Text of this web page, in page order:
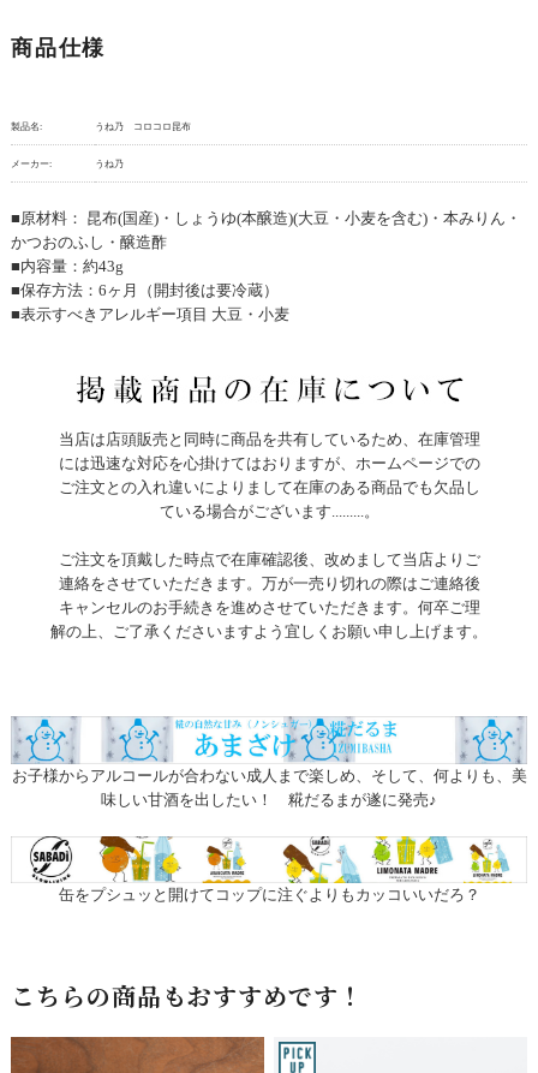
商品仕様
製品名: うね乃 コロコロ昆布
メーカー: うね乃
■原材料： 昆布(国産)・しょうゆ(本醸造)(大豆・小麦を含む)・本みりん・
かつおのふし・醸造酢
■内容量：約43g
■保存方法：6ヶ月（開封後は要冷蔵）
■表示すべきアレルギー項目 大豆・小麦
当店は店頭販売と同時に商品を共有しているため、在庫管理
には迅速な対応を心掛けてはおりますが、ホームページでの
ご注文との入れ違いによりまして在庫のある商品でも欠品し
ている場合がございます.........。
ご注文を頂戴した時点で在庫確認後、改めまして当店よりご
連絡をさせていただきます。万が一売り切れの際はご連絡後
キャンセルのお手続きを進めさせていただきます。何卒ご理
解の上、ご了承くださいますよう宜しくお願い申し上げます。
お子様からアルコールが合わない成人まで楽しめ、そして、何よりも、美
味しい甘酒を出したい！ 糀だるまが遂に発売♪
缶をプシュッと開けてコップに注ぐよりもカッコいいだろ？
こちらの商品もおすすめです！